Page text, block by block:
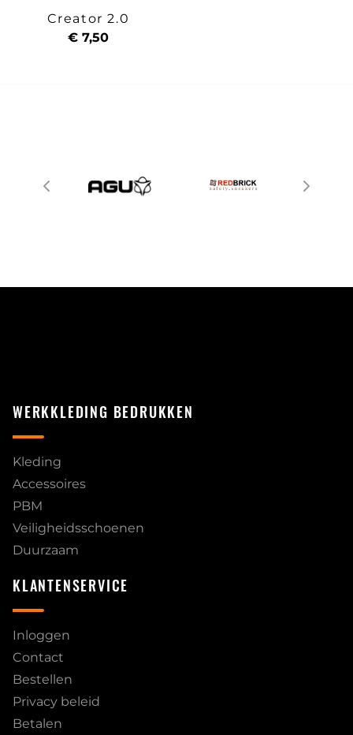
Creator 2.0
€ 7,50
WERKKLEDING BEDRUKKEN
Kleding
Accessoires
PBM
Veiligheidsschoenen
Duurzaam
KLANTENSERVICE
Inloggen
Contact
Bestellen
Privacy beleid
Betalen